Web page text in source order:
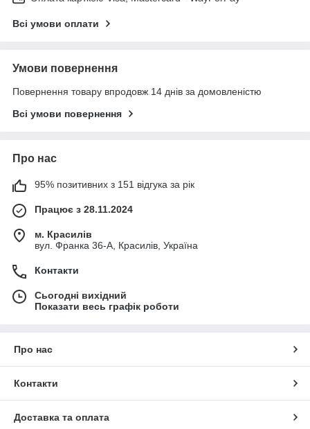
Всі умови оплати
Умови повернення
Повернення товару впродовж 14 днів за домовленістю
Всі умови повернення
Про нас
95% позитивних з 151 відгука за рік
Працює з 28.11.2024
м. Красилів
вул. Франка 36-А, Красилів, Україна
Контакти
Сьогодні вихідний
Показати весь графік роботи
Про нас
Контакти
Доставка та оплата